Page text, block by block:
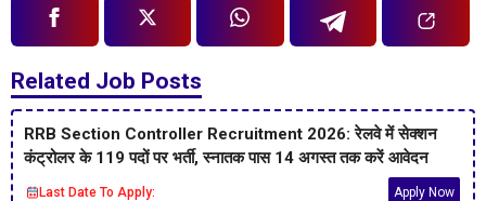
Related Job Posts
RRB Section Controller Recruitment 2026: रेलवे में सेक्शन
कंट्रोलर के 119 पदों पर भर्ती, स्नातक पास 14 अगस्त तक करें आवेदन
Last Date To Apply: Apply Now